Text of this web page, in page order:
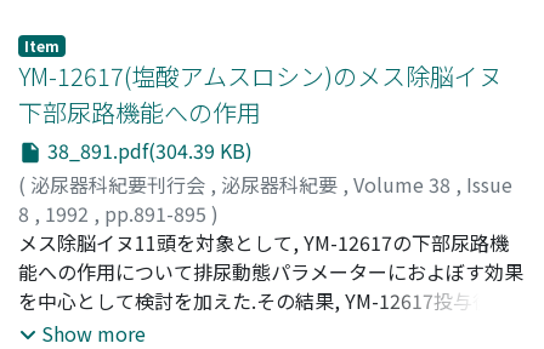
Takeshi
低信号帯を認めた.髄質の信号強度は3分後に低下した.5分
後の実質の信号強度は注射前と大体同じであった.機能不
良腎の画像は不明瞭であった.時間-信号強度曲線上, 機能
良好腎では皮質及び髄質共に約2分後に急速に低下した後,
上昇し, 5分後は殆ど平坦であった.一方, 機能不良腎では検
査の全経過を通じて殆ど平坦であった.時間-信号強度曲線
におけるΔI1及びΔI2は移植腎機能の有効なパラメータであ
った
Item
YM-12617(塩酸アムスロシン)のメス除脳イヌ
下部尿路機能への作用
38_891.pdf(304.39 KB)
( 泌尿器科紀要刊行会 , 泌尿器科紀要 , Volume 38 , Issue
8 , 1992 , pp.891-895 )
西沢, 理;菅谷, 公男;鈴木, 隆志;佐藤, 敬悦;小浜, 丈夫;下
田, 直威;小友, 良;原田, 忠;土田, 正義;森, 茂美;
Nishizawa, Osamu;Sugaya, Kimio;Suzuki, Takashi
Satoh, Keietsu
メス除脳イヌ11頭を対象として, YM-12617の下部尿路機
能への作用について排尿動態パラメーターにおよぼす効果
を中心として検討を加えた.その結果, YM-12617投与後に
は排尿閾値圧と膀胱収縮圧の低下が認められた
Show more